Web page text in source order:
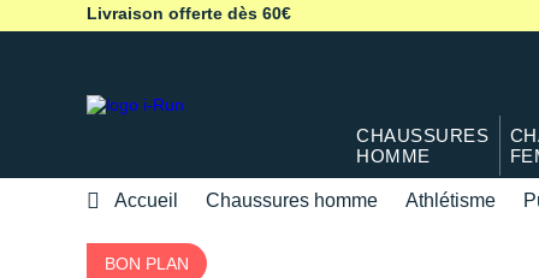
Livraison offerte dès 60€
CHAUSSURES
HOMME
Accueil Chaussures homme Athlétisme
BON PLAN